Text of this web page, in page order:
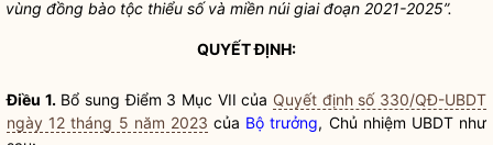
vùng đồng bào tộc thiểu số và miền núi giai đoạn 2021-2025”.
QUYẾT ĐỊNH:
Điều 1.Bổ sung Điểm 3 Mục VII của Quyết định số 330/QĐ-UBDT
ngày 12 tháng 5 năm 2023 của Bộ trưởng, Chủ nhiệm UBDT như